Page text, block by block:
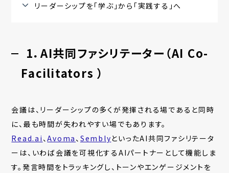
リーダーシップを「学ぶ」から「実践する」へ
1．AI共同ファシリテーター（AI Co-
Facilitators）
会議は、リーダーシップの多くが発揮される場であると同時
に、最も時間が失われやすい場でもあります。
Read.ai 、Avoma 、 SemblyといったAI共同ファシリテータ
ーは、いわば会議を可視化するAIパートナーとして機能しま
す。発言時間をトラッキングし、トーンやエンゲージメントを